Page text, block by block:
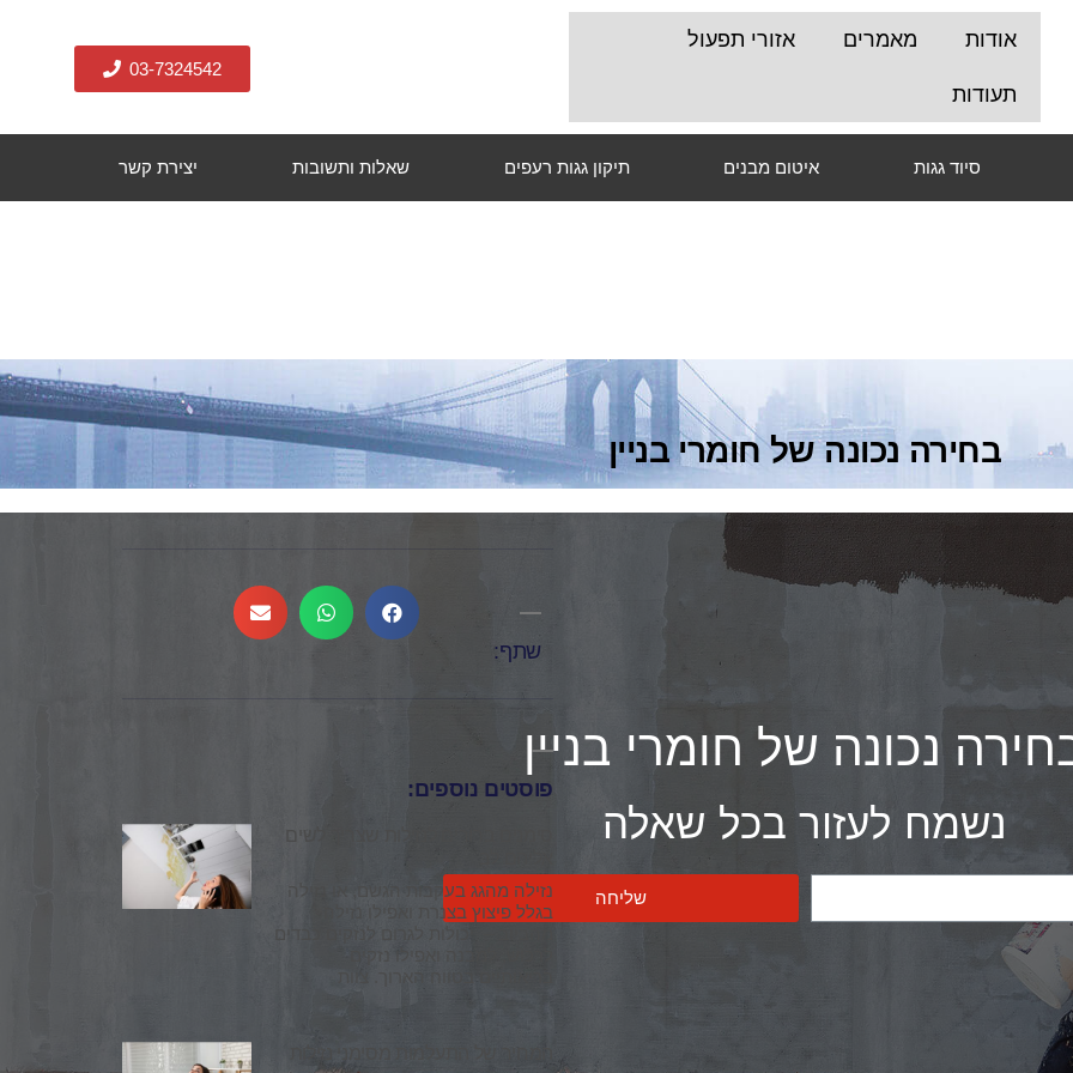
אודות מאמרים אזורי תפעול
תעודות
03-7324542
סיוד גגות איטום מבנים תיקון גגות רעפים שאלות ותשובות יצירת קשר
בחירה נכונה של חומרי בניין
נכונה של חומרי בניין
נשמח לעזור בכל שאלה
שליחה
שתף:
פוסטים נוספים:
סימנים ברורים לנזילות שצריך לשים
נזילה מהגג בעקבות הגשם, או נזילה
בגלל פיצוץ בצנרת ואפילו נזילה
מהביוב – יכולות לגרום לנזקים כבדים